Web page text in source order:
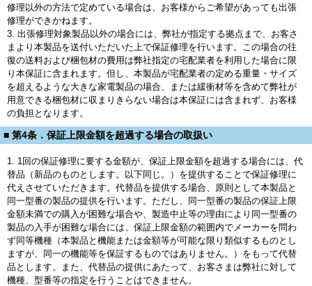
修理以外の方法で定めている場合は、お客様からご希望があっても出張
修理ができかねます。
3. 出張修理対象製品以外の場合には、弊社が指定する拠点まで、お客さ
まより本製品を送付いただいた上で保証修理を行います。この場合の往
復の送料および梱包材の費用は弊社指定の宅配業者を利用した場合に限
り本保証に含まれます。但し、本製品が宅配業者の定める重量・サイズ
を超えるような大きな家電製品の場合、または緩衝材等を含めて弊社が
用意できる梱包材に収まりきらない場合は本保証には含まれず、お客様
の負担となります。
■ 第4条．保証上限金額を超過する場合の取扱い
1. 1回の保証修理に要する金額が、保証上限金額を超過する場合には、代
替品（新品のものとします。以下同じ。）を提供することで保証修理に
代えさせていただきます。代替品を提供する場合、原則として本製品と
同一型番の製品の提供を行います。ただし、同一型番の製品の保証上限
金額未満での購入が困難な場合や、製造中止等の理由により同一型番の
製品の入手が困難な場合には、保証上限金額の範囲内でメーカーを問わ
ず同等機種（本製品と機能または金額等が可能な限り類似するものとし
ますが、同一の機能等を保証するものではありません。）をもって代替
品とします。また、代替品の提供にあたって、お客さまは弊社に対して
機種、型番等の指定を行うことはできません。